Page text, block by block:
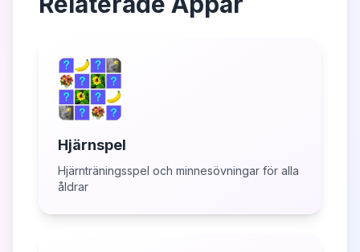
Hjärnspel
Hjärnträningsspel och minnesövningar för alla
åldrar